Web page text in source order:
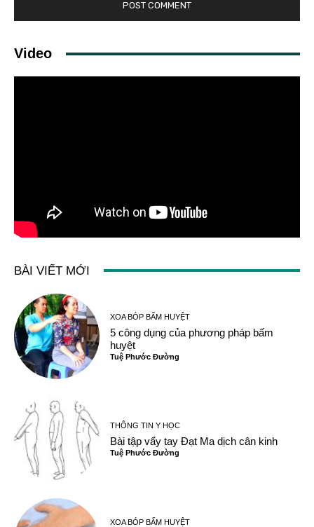
Video
BÀI VIẾT MỚI
XOA BÓP BẤM HUYỆT
5 công dụng của phương pháp bấm
huyệt
Tuệ Phước Đường
THÔNG TIN Y HỌC
Bài tập vẩy tay Đạt Ma dịch cân kinh
Tuệ Phước Đường
XOA BÓP BẤM HUYỆT